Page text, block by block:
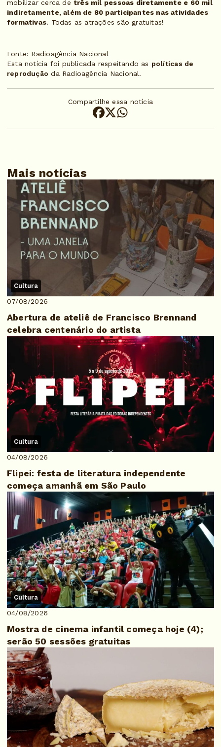
mobilizar cerca de três mil pessoas diretamente e 60 mil
indiretamente, além de 80 participantes nas atividades
formativas. Todas as atrações são gratuitas!
Fonte: Radioagência Nacional
Esta notícia foi publicada respeitando as políticas de
reprodução da Radioagência Nacional.
Compartilhe essa notícia
Mais notícias
Cultura
07/08/2026
Abertura de ateliê de Francisco Brennand
celebra centenário do artista
Cultura
04/08/2026
Flipei: festa de literatura independente
começa amanhã em São Paulo
Cultura
04/08/2026
Mostra de cinema infantil começa hoje (4);
serão 50 sessões gratuitas